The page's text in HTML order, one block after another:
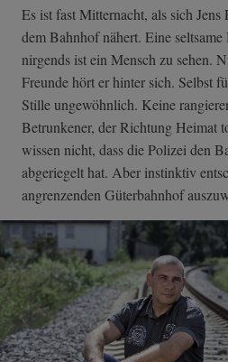
Es ist fast Mitternacht, als sich
dem Bahnhof nähert. Eine
nirgends ist ein Mensch zu sehen.
Freunde hört er hinter sich. Selbst
Stille ungewöhnlich. Keine
Betrunkener, der Richtung Heimat
wissen nicht, dass die Polizei den
abgeriegelt hat. Aber instinktiv
angrenzenden Güterbahnhof